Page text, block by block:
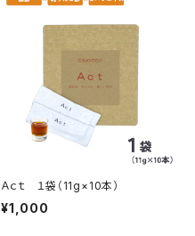
Ａｃｔ １袋（11g×10本）
¥1,000